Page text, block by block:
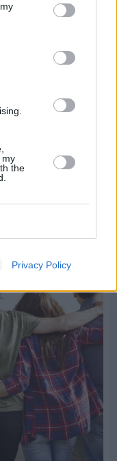
my
the
Privacy Policy